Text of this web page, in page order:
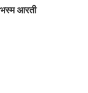
आरती